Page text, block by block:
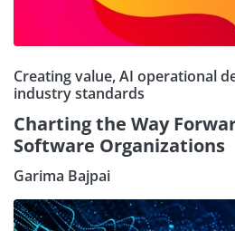
Creating value, AI operational
industry standards
Charting the Way
Software Organizations
Garima Bajpai